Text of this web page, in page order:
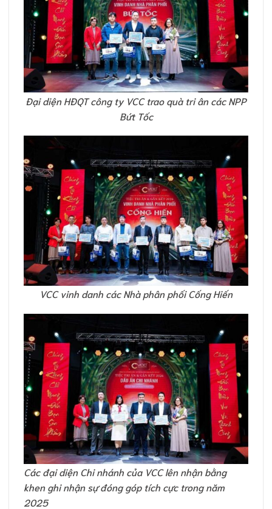
Đại diện HĐQT công ty VCC trao quà tri ân các NPP
Bứt Tốc
VCC vinh danh các Nhà phân phối Cống Hiến
Các đại diện Chi nhánh của VCC lên nhận bằng
khen ghi nhận sự đóng góp tích cực trong năm
2025